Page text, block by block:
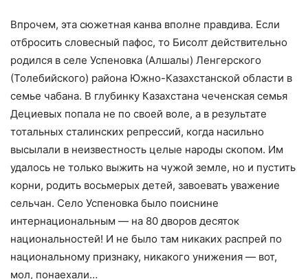
Впрочем, эта сюжетная канва вполне правдива. Если
отбросить словесный пафос, то Бисолт действительно
родился в селе Успеновка (Алшалы) Ленгерского
(Толебийского) района Южно-Казахстанской области в
семье чабана. В глубинку Казахстана чеченская семья
Дециевых попала не по своей воле, а в результате
тотальных сталинских репрессий, когда насильно
высылали в неизвестность целые народы скопом. Им
удалось не только выжить на чужой земле, но и пустить
корни, родить восьмерых детей, завоевать уважение
сельчан. Село Успеновка было поиснине
интернациональным — на 80 дворов десяток
национальностей! И не было там никаких распрей по
национальному признаку, никакого унижения — вот,
мол, понаехали…